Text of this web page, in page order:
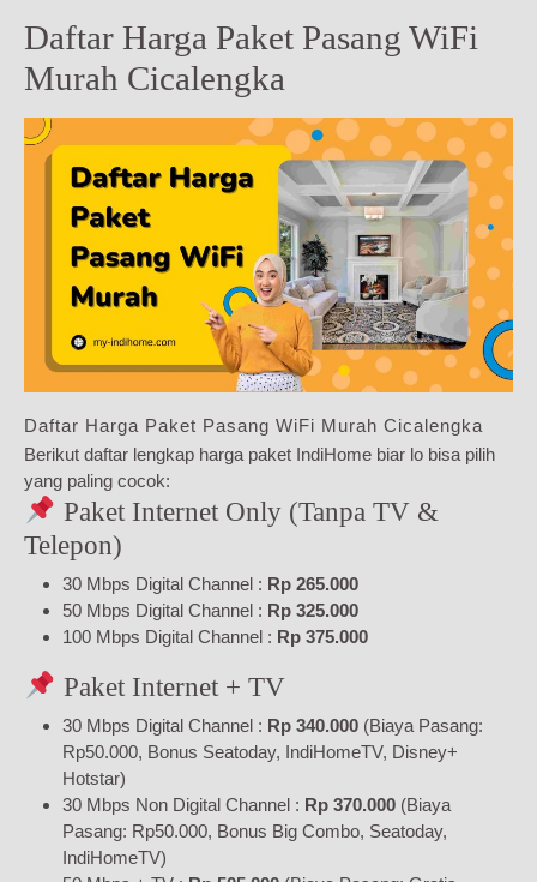
Daftar Harga Paket Pasang WiFi
Murah Cicalengka
Daftar Harga Paket Pasang WiFi Murah Cicalengka
Berikut daftar lengkap harga paket IndiHome biar lo bisa pilih
yang paling cocok:
Paket Internet Only (Tanpa TV &
Telepon)
30 Mbps Digital Channel : Rp 265.000
50 Mbps Digital Channel : Rp 325.000
100 Mbps Digital Channel : Rp 375.000
Paket Internet + TV
30 Mbps Digital Channel : Rp 340.000 (Biaya Pasang:
Rp50.000, Bonus Seatoday, IndiHomeTV, Disney+
Hotstar)
30 Mbps Non Digital Channel : Rp 370.000 (Biaya
Pasang: Rp50.000, Bonus Big Combo, Seatoday,
IndiHomeTV)